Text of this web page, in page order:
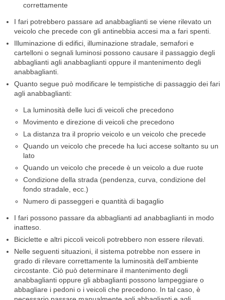
correttamente
I fari potrebbero passare ad anabbaglianti se viene rilevato un
veicolo che precede con gli antinebbia accesi ma a fari spenti.
Illuminazione di edifici, illuminazione stradale, semafori e
cartelloni o segnali luminosi possono causare il passaggio degli
abbaglianti agli anabbaglianti oppure il mantenimento degli
anabbaglianti.
Quanto segue può modificare le tempistiche di passaggio dei fari
agli anabbaglianti:
La luminosità delle luci di veicoli che precedono
Movimento e direzione di veicoli che precedono
La distanza tra il proprio veicolo e un veicolo che precede
Quando un veicolo che precede ha luci accese soltanto su un
lato
Quando un veicolo che precede è un veicolo a due ruote
Condizione della strada (pendenza, curva, condizione del
fondo stradale, ecc.)
Numero di passeggeri e quantità di bagaglio
I fari possono passare da abbaglianti ad anabbaglianti in modo
inatteso.
Biciclette e altri piccoli veicoli potrebbero non essere rilevati.
Nelle seguenti situazioni, il sistema potrebbe non essere in
grado di rilevare correttamente la luminosità dell'ambiente
circostante. Ciò può determinare il mantenimento degli
anabbaglianti oppure gli abbaglianti possono lampeggiare o
abbagliare i pedoni o i veicoli che precedono. In tal caso, è